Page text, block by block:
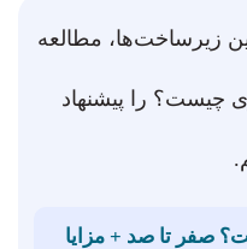
زیرساخت‌ها، مطالعه
چیست؟ را پیشنهاد
صفر تا صد + مزایا